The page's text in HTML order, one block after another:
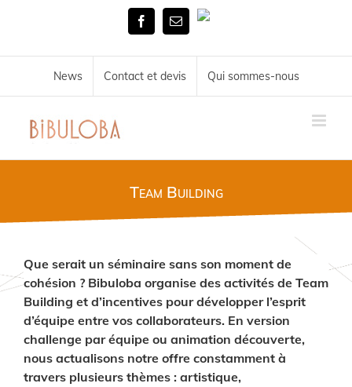
FacebookEmail
Tél.
News Contact et devis Qui sommes-nous
Team Building
Que serait un séminaire sans son moment de
cohésion ? Bibuloba organise des activités de Team
Building et d’incentives pour développer l’esprit
d’équipe entre vos collaborateurs. En version
challenge par équipe ou animation découverte,
nous actualisons notre offre constamment à
travers plusieurs thèmes : artistique,